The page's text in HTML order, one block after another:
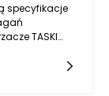
specyfikacje
TASKI